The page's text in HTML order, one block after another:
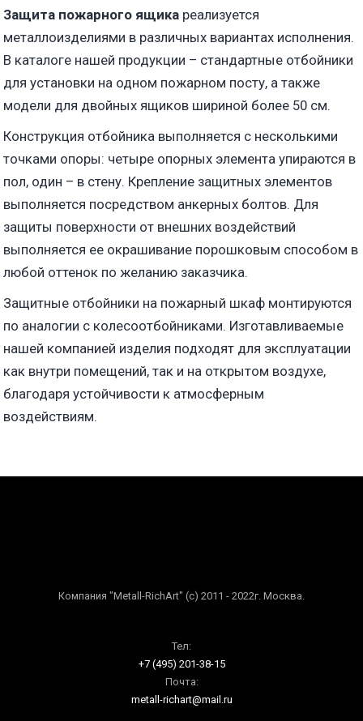
Защита пожарного ящика реализуется
металлоизделиями в различных вариантах исполнения.
В каталоге нашей продукции – стандартные отбойники
для установки на одном пожарном посту, а также
модели для двойных ящиков шириной более 50 см.
Конструкция отбойника выполняется с несколькими
точками опоры: четыре опорных элемента упираются в
пол, один – в стену. Крепление защитных элементов
выполняется посредством анкерных болтов. Для
защиты поверхности от внешних воздействий
выполняется ее окрашивание порошковым способом в
любой оттенок по желанию заказчика.
Защитные отбойники на пожарный шкаф монтируются
по аналогии с колесоотбойниками. Изготавливаемые
нашей компанией изделия подходят для эксплуатации
как внутри помещений, так и на открытом воздухе,
благодаря устойчивости к атмосферным
воздействиям.
Компания "Metall-RichArt" (c) 2011 - 2022г. Москва.
Тел:
+7 (495) 201-38-15
Почта:
metall-richart@mail.ru